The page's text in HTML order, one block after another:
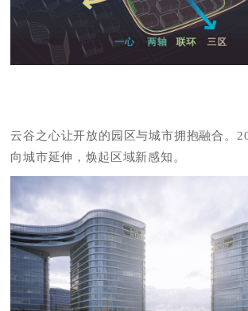
云谷之心让开放的园区与城市拥抱融合。
向城市延伸，焕起区域新感知。